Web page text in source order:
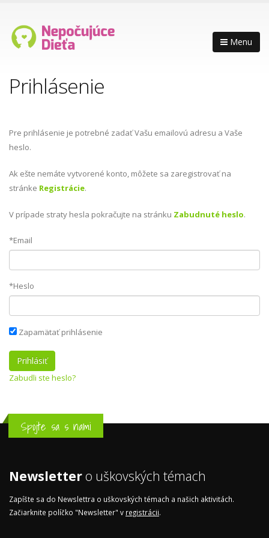
Menu
Prihlásenie
Pre prihlásenie je potrebné zadať Vašu emailovú adresu a Vaše
heslo.
Ak ešte nemáte vytvorené konto, môžete sa zaregistrovať na
stránke Registrácie.
V prípade straty hesla pokračujte na stránku Zabudnuté heslo.
*Email
*Heslo
Zapamätať prihlásenie
Zabudli ste heslo?
Spojte sa s nami
Newsletter o uškovských témach
Zapíšte sa do Newslettra o uškovských témach a našich aktivitách.
Začiarknite políčko "Newsletter" v registrácii.